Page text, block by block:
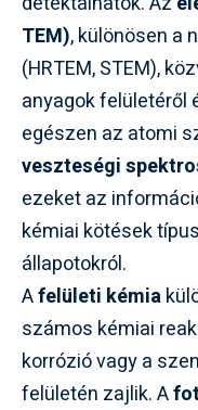
TEM), különösen a
(HRTEM, STEM),
anyagok felületéről
egészen az atomi
veszteségi
ezeket az
kémiai kötések
állapotokról.
Afelületi kémia
számos kémiai
korrózió vagy a
felületén zajlik. A